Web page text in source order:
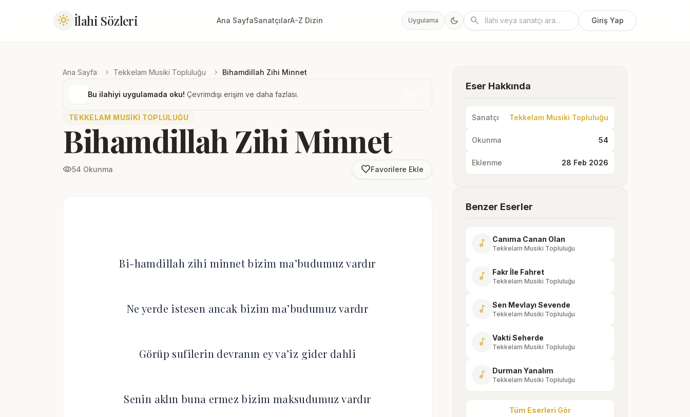
light_mode İlahi Sözleri Ana SayfaSanatçılarA-Z Dizin Uygulama dark_mode search Giriş Yap
Ana Sayfa chevron_right Tekkelam Musiki Topluluğu chevron_right Bihamdillah Zihi Minnet
Bu ilahiyi uygulamada oku! Çevrimdışı erişim ve daha fazlası.
TEKKELAM MUSIKI TOPLULUĞU
Bihamdillah Zihi Minnet
visibility54 Okunma favorite_borderFavorilere Ekle
Bi-hamdillah zihi minnet bizim ma’budumuz vardır
Ne yerde istesen ancak bizim ma’budumuz vardır
Görüp sufilerin devranın ey va’iz gider dahli
Senin aklın buna ermez bizim maksudumuz vardır
Eser Hakkında
Sanatçı Tekkelam Musiki Topluluğu
Okunma 54
Eklenme 28 Feb 2026
Benzer Eserler
music_note Canıma Canan Olan
Tekkelam Musiki Topluluğu
music_note Fakr İle Fahret
Tekkelam Musiki Topluluğu
music_note Sen Mevlayı Sevende
Tekkelam Musiki Topluluğu
music_note Vakti Seherde
Tekkelam Musiki Topluluğu
music_note Durman Yanalım
Tekkelam Musiki Topluluğu
Tüm Eserleri Gör